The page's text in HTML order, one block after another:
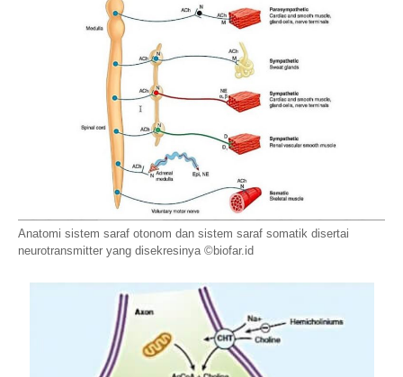
Anatomi sistem saraf otonom dan sistem saraf somatik disertai
neurotransmitter yang disekresinya ©biofar.id